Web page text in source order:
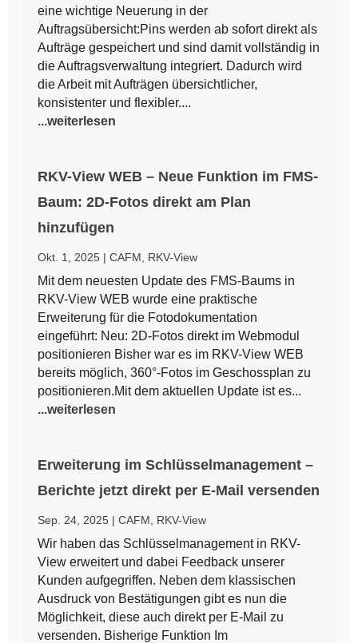
eine wichtige Neuerung in der
Auftragsübersicht:Pins werden ab sofort direkt als
Aufträge gespeichert und sind damit vollständig in
die Auftragsverwaltung integriert. Dadurch wird
die Arbeit mit Aufträgen übersichtlicher,
konsistenter und flexibler....
...weiterlesen
RKV-View WEB – Neue Funktion im FMS-
Baum: 2D-Fotos direkt am Plan
hinzufügen
Okt. 1, 2025 |CAFM RKV-View
Mit dem neuesten Update des FMS-Baums in
RKV-View WEB wurde eine praktische
Erweiterung für die Fotodokumentation
eingeführt: Neu: 2D-Fotos direkt im Webmodul
positionieren Bisher war es im RKV-View WEB
bereits möglich, 360°-Fotos im Geschossplan zu
positionieren.Mit dem aktuellen Update ist es...
...weiterlesen
Erweiterung im Schlüsselmanagement –
Berichte jetzt direkt per E-Mail versenden
Sep. 24, 2025 |CAFM RKV-View
Wir haben das Schlüsselmanagement in RKV-
View erweitert und dabei Feedback unserer
Kunden aufgegriffen. Neben dem klassischen
Ausdruck von Bestätigungen gibt es nun die
Möglichkeit, diese auch direkt per E-Mail zu
versenden. Bisherige Funktion Im